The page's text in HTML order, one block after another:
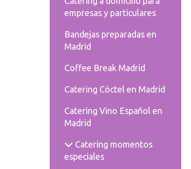
empresas y particulares
Bandejas preparadas en
Madrid
Coffee Break Madrid
Catering Cóctel en Madrid
Catering Vino Español en
Madrid
Catering momentos
especiales